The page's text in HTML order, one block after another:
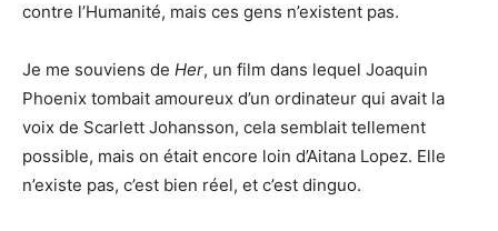
contre l’Humanité, mais ces gens n’existent pas.
Je me souviens de Her, un film dans lequel Joaquin
Phoenix tombait amoureux d’un ordinateur qui avait la
voix de Scarlett Johansson, cela semblait tellement
possible, mais on était encore loin d’Aitana Lopez. Elle
n’existe pas, c’est bien réel, et c’est dinguo.